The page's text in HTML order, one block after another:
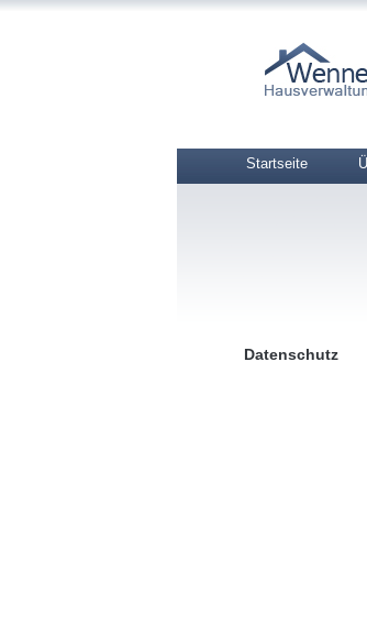
Startseite
Datenschutz